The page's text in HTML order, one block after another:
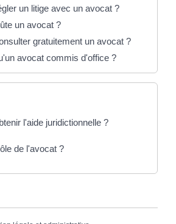
un litige avec un avocat ?
un avocat ?
gratuitement un avocat ?
avocat commis d'office ?
l'aide juridictionnelle ?
de l'avocat ?